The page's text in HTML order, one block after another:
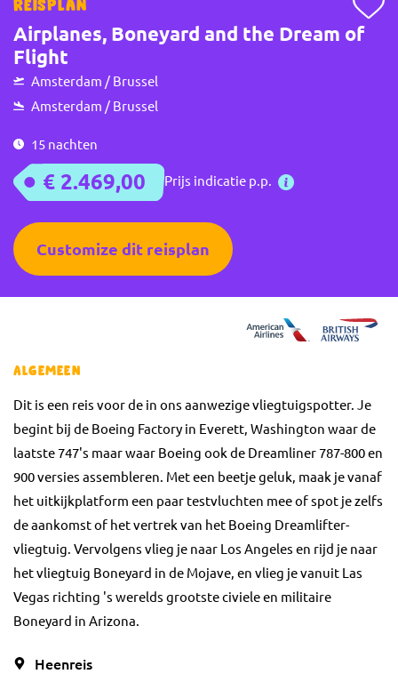
Reisplan
Airplanes, Boneyard and the Dream of
Flight
Amsterdam / Brussel
Amsterdam / Brussel
15 nachten
€ 2.469,00 Prijs indicatie p.p.
Customize dit reisplan
Algemeen
Dit is een reis voor de in ons aanwezige vliegtuigspotter. Je
begint bij de Boeing Factory in Everett, Washington waar de
laatste 747's maar waar Boeing ook de Dreamliner 787-800 en
900 versies assembleren. Met een beetje geluk, maak je vanaf
het uitkijkplatform een paar testvluchten mee of spot je zelfs
de aankomst of het vertrek van het Boeing Dreamlifter-
vliegtuig. Vervolgens vlieg je naar Los Angeles en rijd je naar
het vliegtuig Boneyard in de Mojave, en vlieg je vanuit Las
Vegas richting 's werelds grootste civiele en militaire
Boneyard in Arizona.
Heenreis